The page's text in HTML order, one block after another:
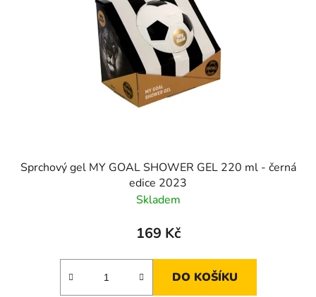
Sprchový gel MY GOAL SHOWER GEL 220 ml - černá
edice 2023
Skladem
169 Kč
DO KOŠÍKU